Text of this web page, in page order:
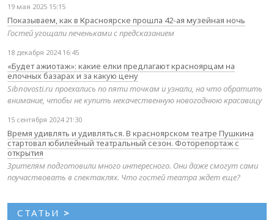
19 мая 2025 15:15
Показываем, как в Красноярске прошла 42-ая музейная ночь
Гостей угощали печеньками с предсказанием
18 декабря 2024 16:45
«Будет ажиотаж»: какие елки предлагают красноярцам на
елочных базарах и за какую цену
Sibnovosti.ru проехались по пяти точкам и узнали, на что обратить
внимание, чтобы не купить некачественную новогоднюю красавицу
15 сентября 2024 21:30
Время удивлять и удивляться. В красноярском театре Пушкина
стартовал юбилейный театральный сезон. Фоторепортаж с
открытия
Зрителям подготовили много интересного. Они даже смогут сами
поучаствовать в спектаклях. Что гостей театра ждет еще?
СТАТЬИ >